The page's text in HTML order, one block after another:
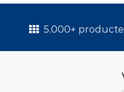
5.000+